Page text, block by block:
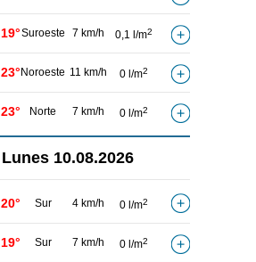
19°Suroeste 7 km/h 0,1 l/m2
23° Noroeste 11 km/h 0 l/m2
23° Norte 7 km/h 0 l/m2
Lunes 10.08.2026
20° Sur 4 km/h 0 l/m2
19° Sur 7 km/h 0 l/m2